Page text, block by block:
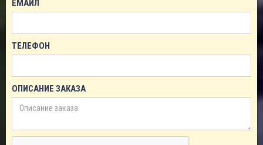
ЕМАЙЛ
ТЕЛЕФОН
ОПИСАНИЕ ЗАКАЗА